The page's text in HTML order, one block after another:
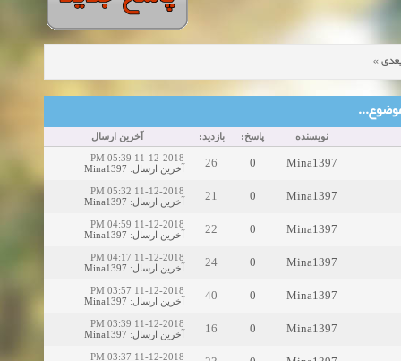
»
نویسنده پاسخ: بازدید: آخرین ارسال
Mina1397
0
26
11-12-2018 05:39 PM
آخرین ارسال:
Mina1397
Mina1397
0
21
11-12-2018 05:32 PM
آخرین ارسال:
Mina1397
Mina1397
0
22
11-12-2018 04:59 PM
آخرین ارسال:
Mina1397
Mina1397
0
24
11-12-2018 04:17 PM
آخرین ارسال:
Mina1397
Mina1397
0
40
11-12-2018 03:57 PM
آخرین ارسال:
Mina1397
Mina1397
0
16
11-12-2018 03:39 PM
آخرین ارسال:
Mina1397
11-12-2018 03:37 PM